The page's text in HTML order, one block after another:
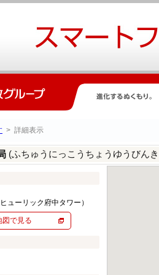
> 詳細表示
(ふちゅうにっこうちょうゆうびん
ューリック府中タワー）
図で見る